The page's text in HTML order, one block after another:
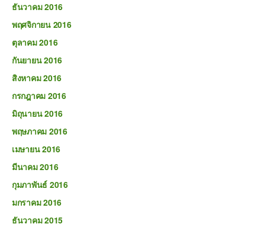
ธันวาคม 2016
พฤศจิกายน 2016
ตุลาคม 2016
กันยายน 2016
สิงหาคม 2016
กรกฎาคม 2016
มิถุนายน 2016
พฤษภาคม 2016
เมษายน 2016
มีนาคม 2016
กุมภาพันธ์ 2016
มกราคม 2016
ธันวาคม 2015